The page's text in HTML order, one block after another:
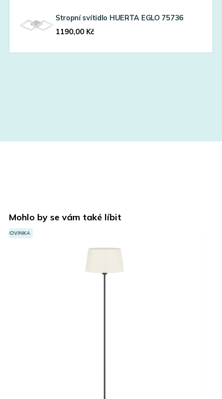
Stropní svítidlo HUERTA EGLO 75736
1190,00 Kč
Mohlo by se vám také líbit